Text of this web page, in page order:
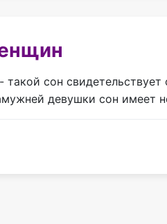
сон свидетельствует
девушки сон имеет